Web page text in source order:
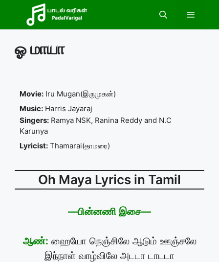
content
Menu
ஓ மாயா
Movie: Iru Mugan(இருமுகன்)
Music: Harris Jayaraj
Singers: Ramya NSK, Ranina Reddy and N.C
Karunya
Lyricist: Thamarai(தாமரை)
Oh Maya Lyrics in Tamil
—பின்னணி இசை—
ஆண்: ஹையோ நெஞ்சிலே ஆடும் ஊஞ்சலே
இந்நாள் வாழ்விலே அடடா டாடடா